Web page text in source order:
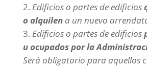
Edificios o partes de edificios
o alquilen a un nuevo
Edificios o partes de edificios
u ocupados por la
Será obligatorio para aquellos